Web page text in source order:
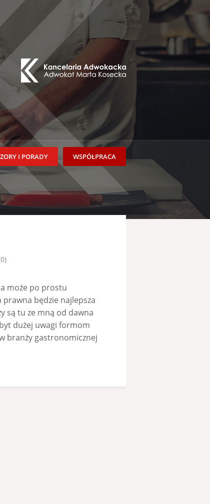
WSPÓŁPRACA
I PORADY
a może po prostu
prawna będzie najlepsza
są tu ze mną od dawna
dużej uwagi formom
branży gastronomicznej